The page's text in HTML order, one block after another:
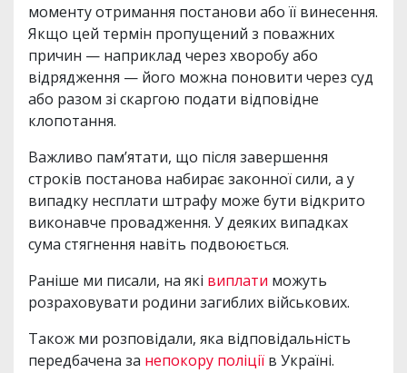
моменту отримання постанови або її винесення.
Якщо цей термін пропущений з поважних
причин — наприклад через хворобу або
відрядження — його можна поновити через суд
або разом зі скаргою подати відповідне
клопотання.
Важливо пам’ятати, що після завершення
строків постанова набирає законної сили, а у
випадку несплати штрафу може бути відкрито
виконавче провадження. У деяких випадках
сума стягнення навіть подвоюється.
Раніше ми писали, на які виплати можуть
розраховувати родини загиблих військових.
Також ми розповідали, яка відповідальність
передбачена за непокору поліції в Україні.